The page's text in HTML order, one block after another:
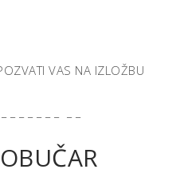
VAS NA IZLOŽBU